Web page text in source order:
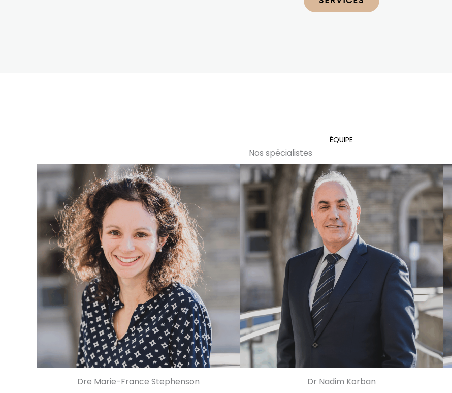
ÉQUIPE
Nos spécialistes
Dre Marie-France Stephenson
Dr Nadim Korban